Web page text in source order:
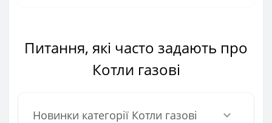
Питання, які часто задають про
Котли газові
Новинки категорії Котли газові